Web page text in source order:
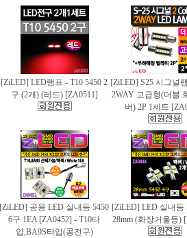
[ZiLED] LED램프 - T10 5450 2
구 (2개) (레드) [ZA0511]
[ZiLED] S25 시그널
2WAY 고급형(더블.
버) 2P 1세트
[ZiLED] 공용 LED 실내등 5450
6구 1EA [ZA0452] - T10타
입,BA9S타입(콩전구)
[ZiLED] LED 실내등
28mm (화장거울등)